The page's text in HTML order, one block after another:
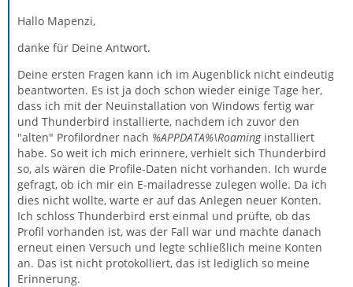
Hallo Mapenzi,
danke für Deine Antwort.
Deine ersten Fragen kann ich im Augenblick nicht eindeutig
beantworten. Es ist ja doch schon wieder einige Tage her,
dass ich mit der Neuinstallation von Windows fertig war
und Thunderbird installierte, nachdem ich zuvor den
"alten" Profilordner nach %APPDATA%\Roaminginstalliert
habe. So weit ich mich erinnere, verhielt sich Thunderbird
so, als wären die Profile-Daten nicht vorhanden. Ich wurde
gefragt, ob ich mir ein E-mailadresse zulegen wolle. Da ich
dies nicht wollte, warte er auf das Anlegen neuer Konten.
Ich schloss Thunderbird erst einmal und prüfte, ob das
Profil vorhanden ist, was der Fall war und machte danach
erneut einen Versuch und legte schließlich meine Konten
an. Das ist nicht protokolliert, das ist lediglich so meine
Erinnerung.